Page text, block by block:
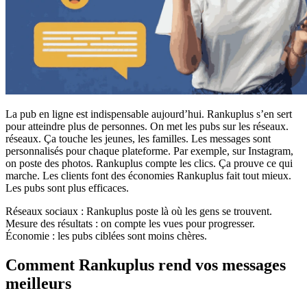
La pub en ligne est indispensable aujourd’hui. Rankuplus s’en sert
pour atteindre plus de personnes. On met les pubs sur les réseaux.
réseaux. Ça touche les jeunes, les familles. Les messages sont
personnalisés pour chaque plateforme. Par exemple, sur Instagram,
on poste des photos. Rankuplus compte les clics. Ça prouve ce qui
marche. Les clients font des économies Rankuplus fait tout mieux.
Les pubs sont plus efficaces.
Réseaux sociaux : Rankuplus poste là où les gens se trouvent.
Mesure des résultats : on compte les vues pour progresser.
Économie : les pubs ciblées sont moins chères.
Comment Rankuplus rend vos messages
meilleurs